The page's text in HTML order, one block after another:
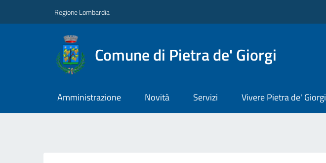
Regione Lombardia
Comune di Pietra de' Giorgi
Amministrazione Novità Servizi Vivere Pietra de' Giorgi